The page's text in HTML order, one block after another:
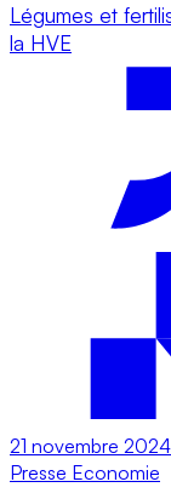
Légumes et
la HVE
21 novembre 2024
Presse Economie